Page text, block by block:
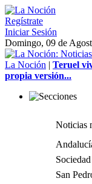
Regístrate
Iniciar Sesión
Domingo, 09 de
La Noción | Teruel
propia versión...
Noticias
Sociedad
San